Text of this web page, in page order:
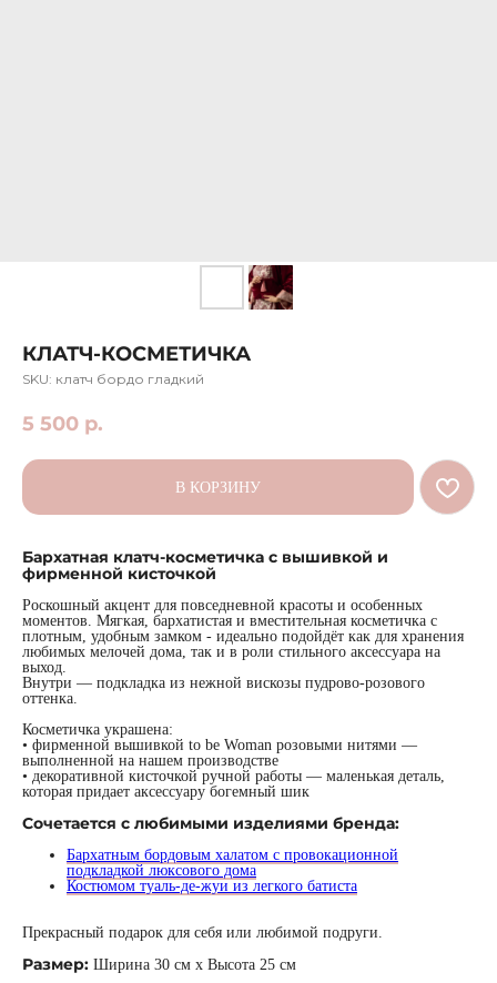
КЛАТЧ-КОСМЕТИЧКА
SKU: клатч бордо гладкий
5 500 р.
В КОРЗИНУ
Бархатная клатч-косметичка с вышивкой и
фирменной кисточкой
Роскошный акцент для повседневной красоты и особенных
моментов. Мягкая, бархатистая и вместительная косметичка с
плотным, удобным замком - идеально подойдёт как для хранения
любимых мелочей дома, так и в роли стильного аксессуара на
выход.
Внутри — подкладка из нежной вискозы пудрово-розового
оттенка.
Косметичка украшена:
• фирменной вышивкой to be Woman розовыми нитями —
выполненной на нашем производстве
• декоративной кисточкой ручной работы — маленькая деталь,
которая придает аксессуару богемный шик
Сочетается с любимыми изделиями бренда:
Бархатным бордовым халатом с провокационной
подкладкой люксового дома
Костюмом туаль-де-жуи из легкого батиста
Прекрасный подарок для себя или любимой подруги.
Размер: Ширина 30 см х Высота 25 см